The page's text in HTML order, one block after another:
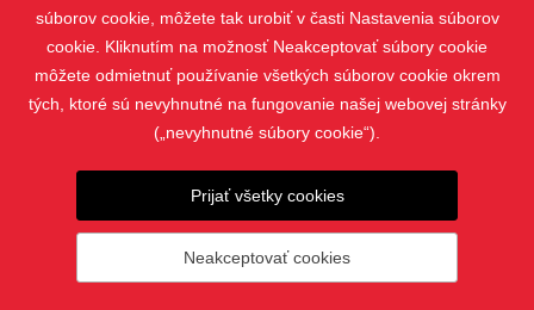
KONTAKT
© 2024 - 2026 Slovak business company, s.r.o. |
súborov cookie, môžete tak urobiť v časti Nastavenia súborov
cookie. Kliknutím na možnosť Neakceptovať súbory cookie
môžete odmietnuť používanie všetkých súborov cookie okrem
tých, ktoré sú nevyhnutné na fungovanie našej webovej stránky
(„nevyhnutné súbory cookie“).
Prijať všetky cookies
Neakceptovať cookies